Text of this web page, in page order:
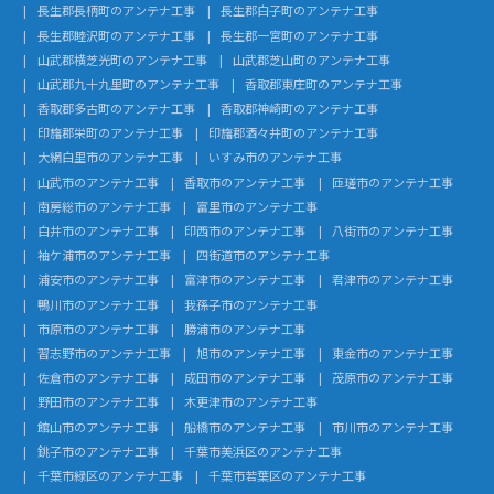
長生郡長柄町のアンテナ工事
長生郡白子町のアンテナ工事
長生郡睦沢町のアンテナ工事
長生郡一宮町のアンテナ工事
山武郡横芝光町のアンテナ工事
山武郡芝山町のアンテナ工事
山武郡九十九里町のアンテナ工事
香取郡東庄町のアンテナ工事
香取郡多古町のアンテナ工事
香取郡神崎町のアンテナ工事
印旛郡栄町のアンテナ工事
印旛郡酒々井町のアンテナ工事
大網白里市のアンテナ工事
いすみ市のアンテナ工事
山武市のアンテナ工事
香取市のアンテナ工事
匝瑳市のアンテナ工事
南房総市のアンテナ工事
富里市のアンテナ工事
白井市のアンテナ工事
印西市のアンテナ工事
八街市のアンテナ工事
袖ケ浦市のアンテナ工事
四街道市のアンテナ工事
浦安市のアンテナ工事
富津市のアンテナ工事
君津市のアンテナ工事
鴨川市のアンテナ工事
我孫子市のアンテナ工事
市原市のアンテナ工事
勝浦市のアンテナ工事
習志野市のアンテナ工事
旭市のアンテナ工事
東金市のアンテナ工事
佐倉市のアンテナ工事
成田市のアンテナ工事
茂原市のアンテナ工事
野田市のアンテナ工事
木更津市のアンテナ工事
館山市のアンテナ工事
船橋市のアンテナ工事
市川市のアンテナ工事
銚子市のアンテナ工事
千葉市美浜区のアンテナ工事
千葉市緑区のアンテナ工事
千葉市若葉区のアンテナ工事